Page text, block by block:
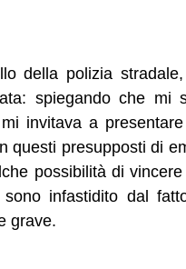
della polizia stradale,
spiegando che mi
invitava a
questi presupposti di
possibilità di
infastidito dal
grave.